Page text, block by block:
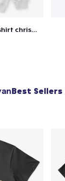
merry and bright sweatshirt christmas
Best Sellers